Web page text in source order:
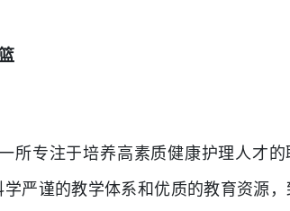
所专注于培养高素质健康护理人才的
严谨的教学体系和优质的教育资源，